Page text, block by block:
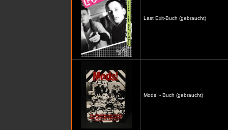
Last Exit-Buch (gebraucht)
Mods! - Buch (gebraucht)